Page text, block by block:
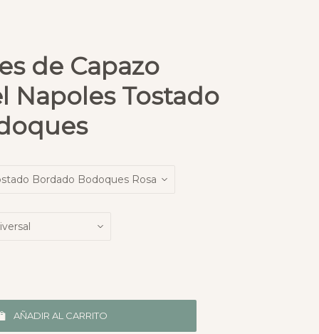
de Capazo
Napoles Tostado
AÑADIR AL CARRITO